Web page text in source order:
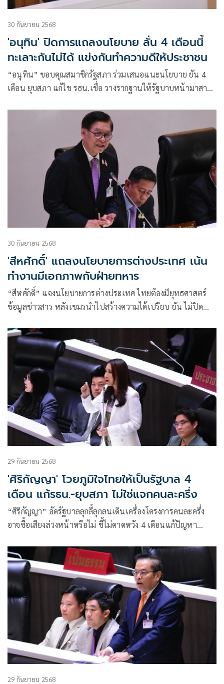
30 กันยายน 2568
'อนุทิน' ปิดการแถลงนโยบาย ลั่น 4 เดือนนี้
ทะเลาะกันไม่ได้ แข่งกันทำความดีให้ประชาชน
“อนุทิน” ขอบคุณสมาชิกรัฐสภา ร่วมเสนอแนะนโยบาย ยัน 4
เดือน ยุบสภา แก้ไข รธน.เชื่อ วางรากฐานให้รัฐบาบหน้ามาสาน
30 กันยายน 2568
'สีหศักดิ์' แถลงนโยบายการต่างประเทศ เน้น
ทำงานมีเอกภาพกับฝ่ายทหาร
“สีหศักดิ์” แจงนโยบายการต่างประเทศ ไทยต้องมียุทธศาสตร์
ข้อมูลข่าวสาร หลังเขมรนำไปสร้างความได้เปรียบ ยัน ไม่ปิด
ทำงานมีเอกภาพระหว่างการทูต-ทหาร
29 กันยายน 2568
'ศิริกัญญา' โวยภูมิใจไทยให้เป็นรัฐบาล 4
เดือน แก้รธน.-ยุบสภา ไม่ใช่แจกคนละครึ่ง
“ศิริกัญญา” อัดรัฐบาลลุกลี้ลุกลนเดินเครื่องโครงการคนละครึ่ง
อาจซื้อเสียงล่วงหน้าหรือไม่ ชี้ไม่คาดหวัง 4 เดือนแก้ปัญหา
ได้ในอนาคต ถามจะมีประโยชน์อะไรหากรัฐมนตรีคนนอก
โปรไฟล์ดีนั่งนิ่งยอมให้รัฐบาลทำอะไรก็ได้
29 กันยายน 2568